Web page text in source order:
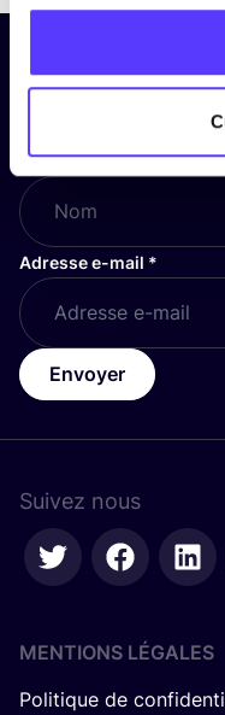
Inscrivez-
Nom*
Adresse e-mail *
Envoyer
Suivez nous
MENTIONS LÉGALES
Politique de